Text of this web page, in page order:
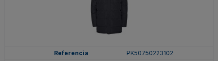
PK50750223102